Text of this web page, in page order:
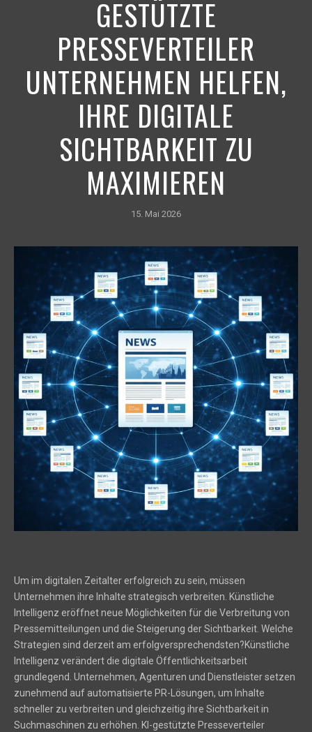
GESTÜTZTE
PRESSEVERTEILER
UNTERNEHMEN HELFEN,
IHRE DIGITALE
SICHTBARKEIT ZU
MAXIMIEREN
15. Mai 2026
Um im digitalen Zeitalter erfolgreich zu sein, müssen
Unternehmen ihre Inhalte strategisch verbreiten. Künstliche
Intelligenz eröffnet neue Möglichkeiten für die Verbreitung von
Pressemitteilungen und die Steigerung der Sichtbarkeit. Welche
Strategien sind derzeit am erfolgversprechendsten?Künstliche
Intelligenz verändert die digitale Öffentlichkeitsarbeit
grundlegend. Unternehmen, Agenturen und Dienstleister setzen
zunehmend auf automatisierte PR-Lösungen, um Inhalte
schneller zu verbreiten und gleichzeitig ihre Sichtbarkeit in
Suchmaschinen zu erhöhen. KI-gestützte Presseverteiler